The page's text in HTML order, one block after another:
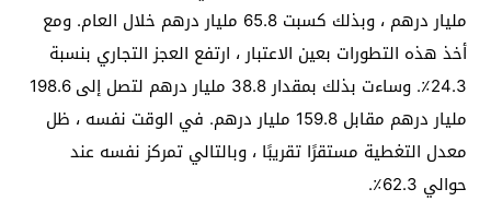
مليار درهم ، وبذلك كسبت 65.8 مليار درهم خلال العام. ومع
أخذ هذه التطورات بعين الاعتبار ، ارتفع العجز التجاري بنسبة
24.3٪. وساءت بذلك بمقدار 38.8 مليار درهم لتصل إلى 198.6
مليار درهم مقابل 159.8 مليار درهم. في الوقت نفسه ، ظل
معدل التغطية مستقرًا تقريبًا ، وبالتالي تمركز نفسه عند
حوالي 62.3٪.